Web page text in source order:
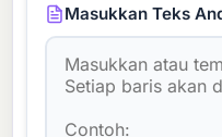
Masukkan Teks